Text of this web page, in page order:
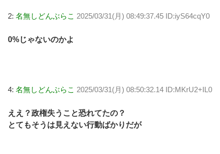
2: 名無しどんぶらこ 2025/03/31(月) 08:49:37.45 ID:iyS64cqY0
0%じゃないのかよ
4: 名無しどんぶらこ 2025/03/31(月) 08:50:32.14 ID:MKrU2+IL0
ええ？政権失うこと恐れてたの？
とてもそうは見えない行動ばかりだが